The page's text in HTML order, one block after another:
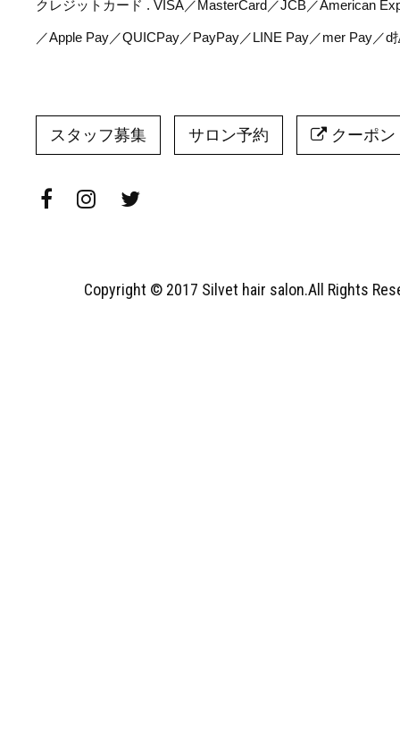
クレジットカード . VISA／MasterCard／JCB／American
／Apple Pay／QUICPay／PayPay／LINE Pay／mer Pay／d
スタッフ募集 サロン予約 クーポン
Copyright © 2017 Silvet hair salon.All Rights